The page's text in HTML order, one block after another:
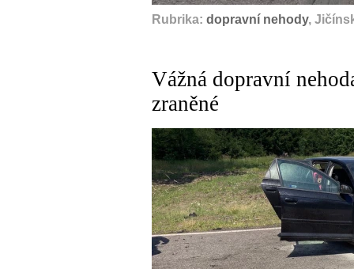
Rubrika: dopravní nehody,
Vážná dopravní
zraněné